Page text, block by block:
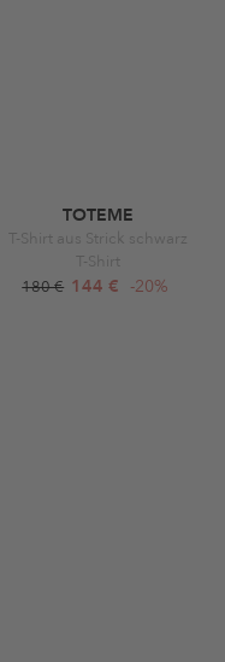
TOTEME
T-Shirt aus Strick schwarz
T-Shirt
180 € 144 € -20%